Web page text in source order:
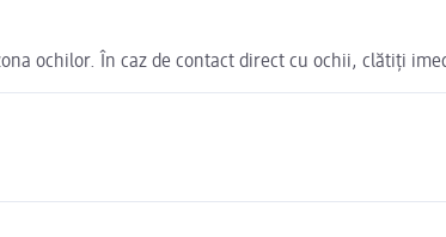
ochilor. În caz de contact direct cu ochii, clătiți